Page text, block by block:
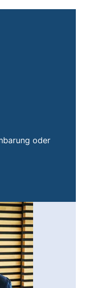
Ihr E-Mail-
oder
neues Fenster)